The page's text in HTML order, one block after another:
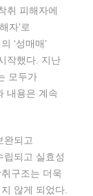
취 피해자에
자’로
‘성매매’
작했다. 지난
모두가
내용은 계속
완되고
립되고 실효성
구조는 더욱
않게 되었다.